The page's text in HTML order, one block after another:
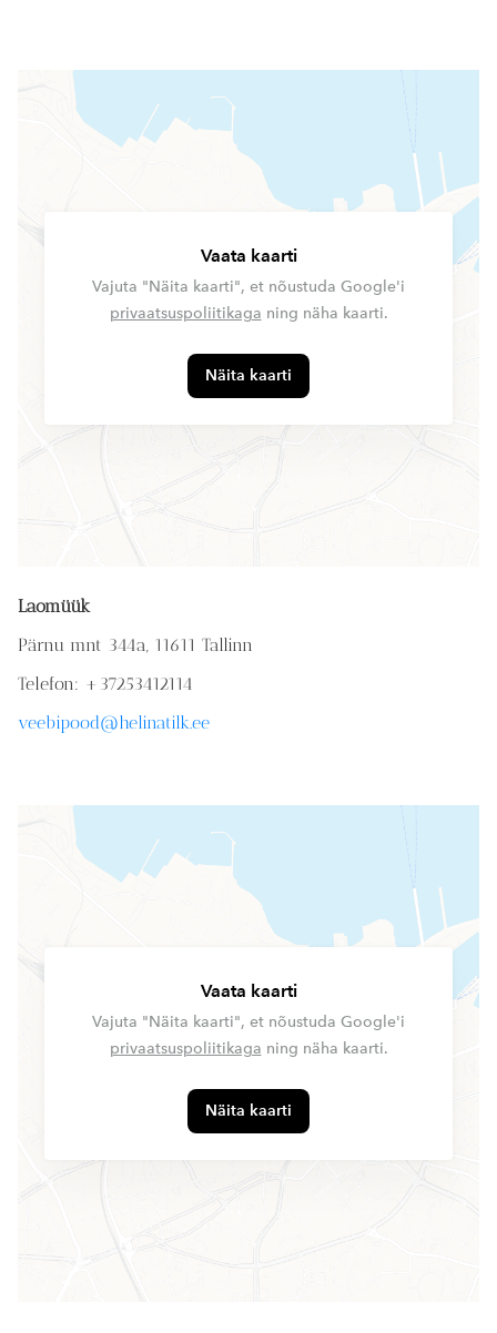
Vaata kaarti
Vajuta "Näita kaarti", et nõustuda Google'i
privaatsuspoliitikaga ning näha kaarti.
Näita kaarti
Laomüük
Pärnu mnt 344a, 11611 Tallinn
Telefon: +37253412114
veebipood@helinatilk.ee
Vaata kaarti
Vajuta "Näita kaarti", et nõustuda Google'i
privaatsuspoliitikaga ning näha kaarti.
Näita kaarti